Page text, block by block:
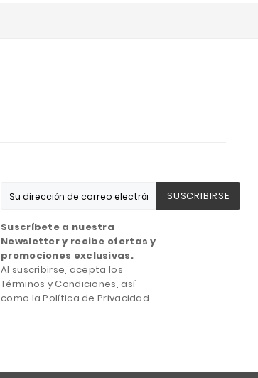
SUSCRIBIRSE
Suscríbete a nuestra
Newsletter y recibe ofertas y
promociones exclusivas.
Al suscribirse, acepta los
Términos y Condiciones, así
como la Política de Privacidad.